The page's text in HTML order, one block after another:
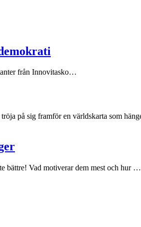
från Innovitasko…
bättre! Vad motiverar dem mest och hur …